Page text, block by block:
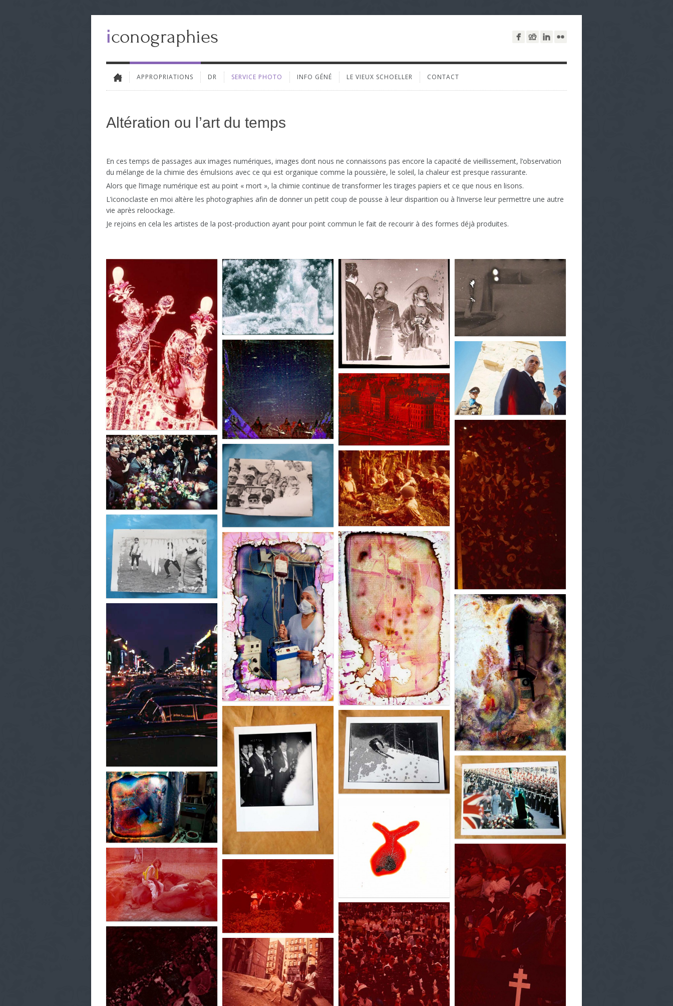
APPROPRIATIONS DR SERVICE PHOTO INFO GÉNÉ LE VIEUX SCHOELLER CONTACT
Altération ou l’art du temps
En ces temps de passages aux images numériques, images dont nous ne connaissons pas encore la capacité de vieillissement, l’observation
du mélange de la chimie des émulsions avec ce qui est organique comme la poussière, le soleil, la chaleur est presque rassurante.
Alors que l’image numérique est au point « mort », la chimie continue de transformer les tirages papiers et ce que nous en lisons.
L’iconoclaste en moi altère les photographies afin de donner un petit coup de pousse à leur disparition ou à l’inverse leur permettre une autre
vie après reloockage.
Je rejoins en cela les artistes de la post-production ayant pour point commun le fait de recourir à des formes déjà produites.